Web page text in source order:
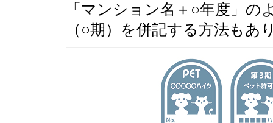
「マンション名＋○年度」の
（○期）を併記する方法もあ